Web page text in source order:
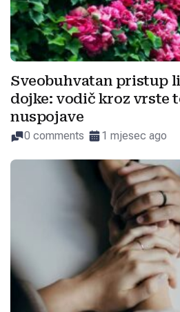
Sveobuhvatan pristup
dojke: vodič kroz vrste
nuspojave
0 comments 1 mjesec ago